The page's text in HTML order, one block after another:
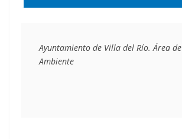
Ayuntamiento de Villa del Río. Área
Ambiente